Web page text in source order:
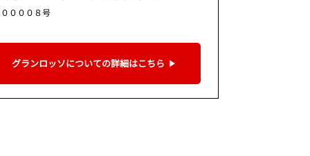
０００８号
グランロッソについての詳細はこちら